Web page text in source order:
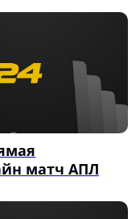
матч АПЛ